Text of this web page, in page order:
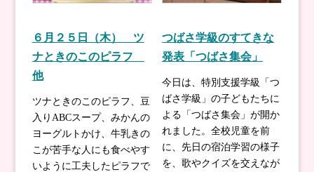
６月２５日（木） ツ
ナときのこのピラフ
他
ツナときのこのピラフ、豆
入りABCスープ、みかんの
ヨーグルトかけ、牛乳きの
こが苦手な人にも食べやす
いように工夫したピラフで
つばさ学級のすてきな
発表「つばさ集会」
今日は、特別支援学級「つ
ばさ学級」の子どもたちに
よる「つばさ集会」が開か
れました。全校児童を前
に、先日の宿泊学習の様子
を、歌やクイズを交えなが